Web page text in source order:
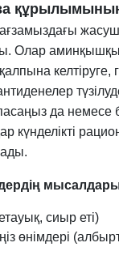
Олар
келтіруге,
да немесе
күнделікті
сиыр еті)
өнімдері